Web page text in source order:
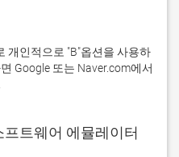
Google 또는 Naver.com에서
프트웨어 에뮬레이터